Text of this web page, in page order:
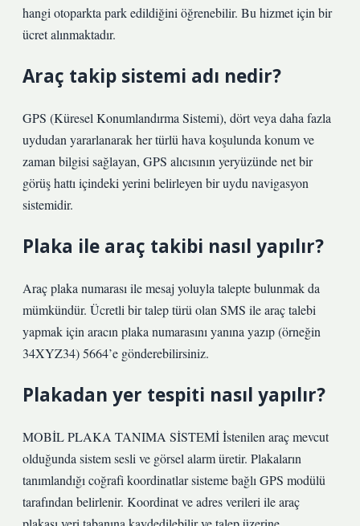
hangi otoparkta park edildiğini öğrenebilir. Bu hizmet için bir
ücret alınmaktadır.
Araç takip sistemi adı nedir?
GPS (Küresel Konumlandırma Sistemi), dört veya daha fazla
uydudan yararlanarak her türlü hava koşulunda konum ve
zaman bilgisi sağlayan, GPS alıcısının yeryüzünde net bir
görüş hattı içindeki yerini belirleyen bir uydu navigasyon
sistemidir.
Plaka ile araç takibi nasıl yapılır?
Araç plaka numarası ile mesaj yoluyla talepte bulunmak da
mümkündür. Ücretli bir talep türü olan SMS ile araç talebi
yapmak için aracın plaka numarasını yanına yazıp (örneğin
34XYZ34) 5664’e gönderebilirsiniz.
Plakadan yer tespiti nasıl yapılır?
MOBİL PLAKA TANIMA SİSTEMİ İstenilen araç mevcut
olduğunda sistem sesli ve görsel alarm üretir. Plakaların
tanımlandığı coğrafi koordinatlar sisteme bağlı GPS modülü
tarafından belirlenir. Koordinat ve adres verileri ile araç